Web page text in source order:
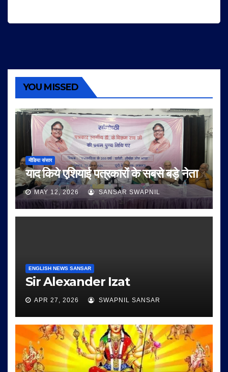
YOU MISSED
मीडिया संसार
याद किये एशियाई पत्रकारों के सबसे बड़े नेता
MAY 12, 2026 SANSAR SWAPNIL
ENGLISH NEWS SANSAR
Sir Alexander Izat
APR 27, 2026 SWAPNIL SANSAR